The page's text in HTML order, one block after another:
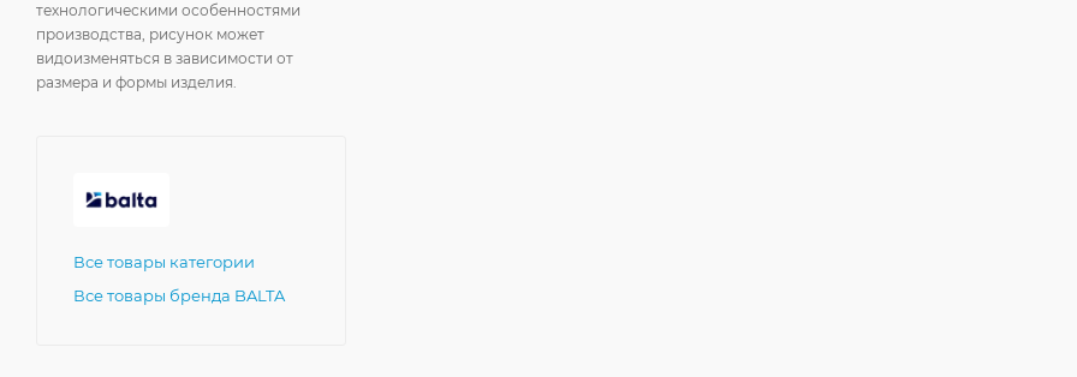
технологическими особенностями
производства, рисунок может
видоизменяться в зависимости от
размера и формы изделия.
Все товары категории
Все товары бренда BALTA